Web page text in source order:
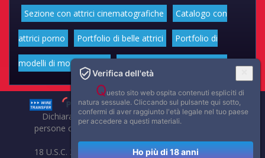
Sezione con attrici cinematografiche Catalogo con
attrici porno Portfolio di belle attrici Portfolio di
modelli di moda volgari
Dichiarazione di non responsabilità: tutti i membri e le
persone che compaiono su questo sito hanno almeno 18
anni.
18 U.S.C. 2257 Record-Keeping Requirements Compliance
Verifica dell'età
Questo sito web ospita contenuti espliciti di
natura sessuale. Cliccando sul pulsante qui sotto,
confermi di aver raggiunto l'età legale nel tuo paese
per accedere a questi materiali.
Ho più di 18 anni